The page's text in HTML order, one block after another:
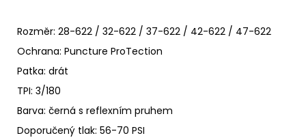
Rozměr: 28-622 / 32-622 / 37-622 / 42-622 / 47-622
Ochrana: Puncture ProTection
Patka: drát
TPI: 3/180
Barva: černá s reflexním pruhem
Doporučený tlak: 56-70 PSI
DUŠE
689